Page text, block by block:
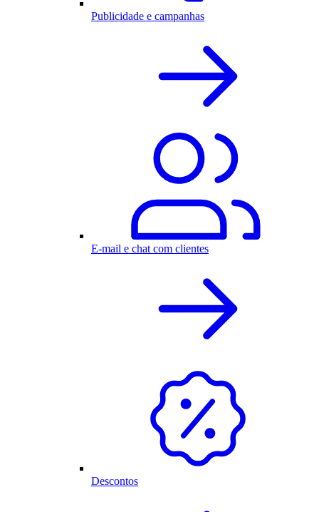
Publicidade e campanhas
E-mail e chat com clientes
Descontos